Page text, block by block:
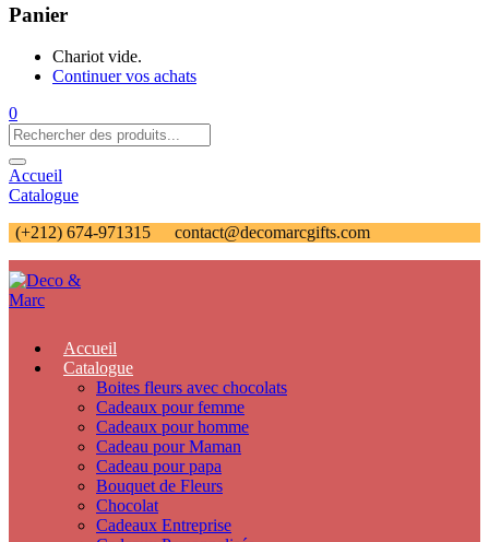
Panier
Chariot vide.
Continuer vos achats
0
Accueil
Catalogue
(+212) 674-971315
contact@decomarcgifts.com
Accueil
Catalogue
Boites fleurs avec chocolats
Cadeaux pour femme
Cadeaux pour homme
Cadeau pour Maman
Cadeau pour papa
Bouquet de Fleurs
Chocolat
Cadeaux Entreprise